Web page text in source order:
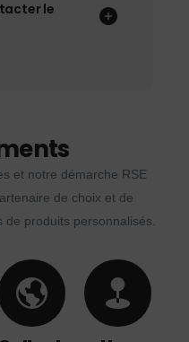
le
et notre démarche RSE
de choix et de
de produits personnalisés.